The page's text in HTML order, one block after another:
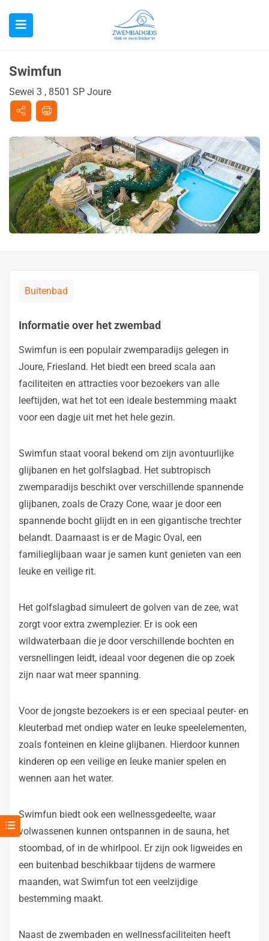
Swimfun
Sewei 3 , 8501 SP Joure
Buitenbad
Informatie over het zwembad
Swimfun is een populair zwemparadijs gelegen in
Joure, Friesland. Het biedt een breed scala aan
faciliteiten en attracties voor bezoekers van alle
leeftijden, wat het tot een ideale bestemming maakt
voor een dagje uit met het hele gezin.
Swimfun staat vooral bekend om zijn avontuurlijke
glijbanen en het golfslagbad. Het subtropisch
zwemparadijs beschikt over verschillende spannende
glijbanen, zoals de Crazy Cone, waar je door een
spannende bocht glijdt en in een gigantische trechter
belandt. Daarnaast is er de Magic Oval, een
familieglijbaan waar je samen kunt genieten van een
leuke en veilige rit.
Het golfslagbad simuleert de golven van de zee, wat
zorgt voor extra zwemplezier. Er is ook een
wildwaterbaan die je door verschillende bochten en
versnellingen leidt, ideaal voor degenen die op zoek
zijn naar wat meer spanning.
Voor de jongste bezoekers is er een speciaal peuter- en
kleuterbad met ondiep water en leuke speelelementen,
zoals fonteinen en kleine glijbanen. Hierdoor kunnen
kinderen op een veilige en leuke manier spelen en
wennen aan het water.
Swimfun biedt ook een wellnessgedeelte, waar
volwassenen kunnen ontspannen in de sauna, het
stoombad, of in de whirlpool. Er zijn ook ligweides en
een buitenbad beschikbaar tijdens de warmere
maanden, wat Swimfun tot een veelzijdige
bestemming maakt.
Naast de zwembaden en wellnessfaciliteiten heeft